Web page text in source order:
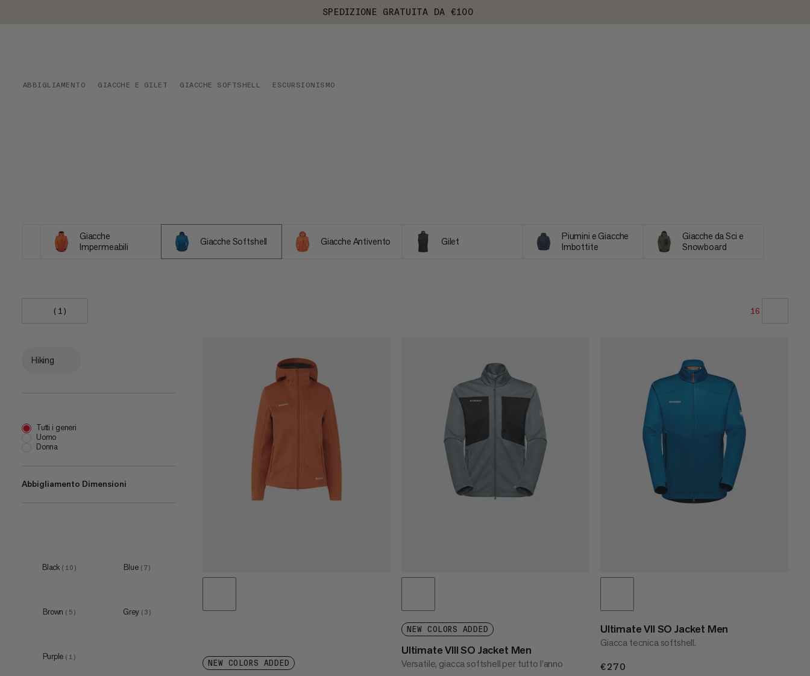
SPEDIZIONE GRATUITA DA €100
ABBIGLIAMENTO GIACCHE E GILET GIACCHE SOFTSHELL ESCURSIONISMO
Giacche
Impermeabili
Giacche Softshell Giacche Antivento Gilet
Piumini e Giacche
Imbottite
Giacche da Sci e
Snowboard
(1) 16
PREZZO BASSO AD ALTO
PREZZO ALTO A BASSO
COSA C'È DI NUOVO
VALUTAZIONE
Hiking
Tutti i generi
Uomo
Donna
Abbigliamento Dimensioni
XXL (8)
4XL 1
Black ( 10 ) Blue ( 7 )
Brown ( 5 ) Grey ( 3 )
Purple ( 1 )
NEW COLORS ADDED
NEW COLORS ADDED
Ultimate VIII SO Jacket Men
Versatile, giacca softshell per tutto l'anno
Ultimate VII SO Jacket Men
Giacca tecnica softshell.
€270